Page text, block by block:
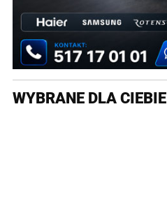
WYBRANE DLA CIEBIE